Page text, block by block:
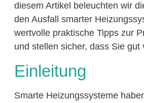
diesem Artikel beleuchten wir
den Ausfall smarter
wertvolle praktische Tipps zur
und stellen sicher, dass Sie gut
Einleitung
Smarte Heizungssysteme